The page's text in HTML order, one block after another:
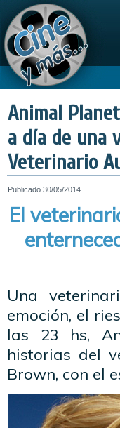
Animal
a día de una
Veterinario
Publicado 30/05/2014
El
Una
emoción, el
las 23 hs,
historias del
Brown, con el